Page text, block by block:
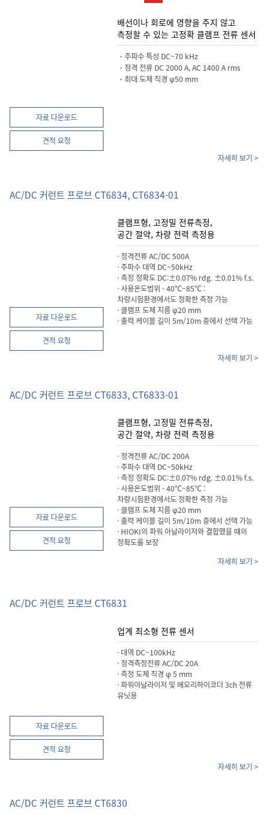
자료 다운로드
견적 요청
배선이나 회로에 영향을 주지 않고
측정할 수 있는 고정확 클램프 전류 센서
・주파수 특성 DC~70 kHz
・정격 전류 DC 2000 A, AC 1400 A rms
・최대 도체 직경 φ50 mm
자세히 보기 >
AC/DC 커런트 프로브 CT6834, CT6834-01
자료 다운로드
견적 요청
클램프형, 고정밀 전류측정,
공간 절약, 차량 전력 측정용
· 정격전류 AC/DC 500A
· 주파수 대역 DC~50kHz
· 측정 정확도 DC:±0.07% rdg. ±0.01% f.s.
· 사용온도범위 - 40℃~85℃ :
차량시험환경에서도 정확한 측정 가능
· 클램프 도체 지름 φ20 mm
· 출력 케이블 길이 5m/10m 중에서 선택 가능
자세히 보기 >
AC/DC 커런트 프로브 CT6833, CT6833-01
자료 다운로드
견적 요청
클램프형, 고정밀 전류측정,
공간 절약, 차량 전력 측정용
· 정격전류 AC/DC 200A
· 주파수 대역 DC~50kHz
· 측정 정확도 DC:±0.07% rdg. ±0.01% f.s.
· 사용온도범위 - 40℃~85℃ :
차량시험환경에서도 정확한 측정 가능
· 클램프 도체 지름 φ20 mm
· 출력 케이블 길이 5m/10m 중에서 선택 가능
· HIOKI의 파워 아날라이저와 결합했을 때의
정확도를 보장
자세히 보기 >
AC/DC 커런트 프로브 CT6831
자료 다운로드
견적 요청
업계 최소형 전류 센서
· 대역 DC~100kHz
· 정격측정전류 AC/DC 20A
· 측정 도체 직경 φ 5 mm
· 파워아날라이저 및 메모리하이코더 3ch 전류
유닛용
자세히 보기 >
AC/DC 커런트 프로브 CT6830